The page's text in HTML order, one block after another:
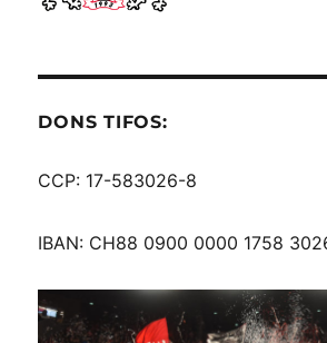
DONS TIFOS:
CCP: 17-583026-8
IBAN: CH88 0900 0000 1758